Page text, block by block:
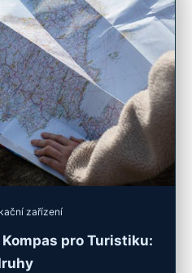
zařízení
pro Turistiku: